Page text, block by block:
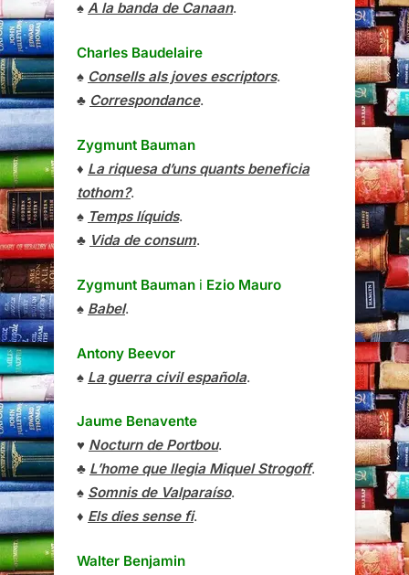
♠ A la banda de Canaan.
Charles Baudelaire
♠ Consells als joves escriptors.
♣ Correspondance.
Zygmunt Bauman
♦ La riquesa d’uns quants beneficia
tothom?.
♠ Temps líquids.
♣ Vida de consum.
Zygmunt Bauman i Ezio Mauro
♠ Babel.
Antony Beevor
♠ La guerra civil española.
Jaume Benavente
♥ Nocturn de Portbou.
♣ L’home que llegia Miquel Strogoff.
♠ Somnis de Valparaíso.
♦ Els dies sense fi.
Walter Benjamin